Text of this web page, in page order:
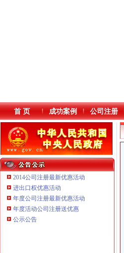
本站导航
首 页 成功案例 公司注册
2014公司注册最新优惠活动
进出口权优惠活动
年度公司注册最新优惠活动
年度活动公司注册送优惠
公示公告
重庆鸽牌电线电缆有限公司 渝北10010万 (
重庆国洪体育设施有限公司